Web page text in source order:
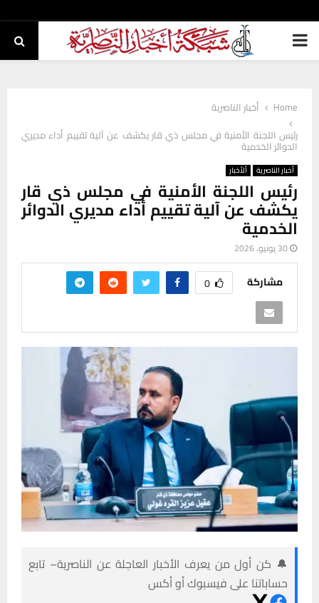
PRIMARY
Home
أخبار الناصرية
رئيس اللجنة الأمنية في مجلس ذي قار يكشف عن آلية تقييم أداء مديري
الدوائر الخدمية
أخبار الناصرية ألأخبار
رئيس اللجنة الأمنية في مجلس ذي قار
يكشف عن آلية تقييم أداء مديري الدوائر
الخدمية
30 يونيو، 2026
مشاركة 0
🔔 كن أول من يعرف الأخبار العاجلة عن الناصرية– تابع
حساباتنا على فيسبوك أو أكس